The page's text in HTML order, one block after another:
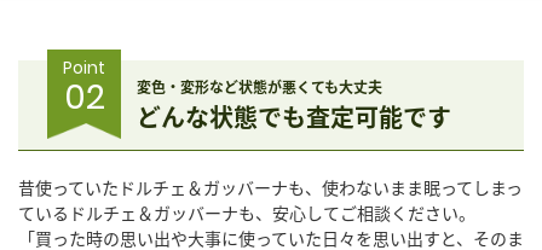
Point
02 変色・変形など状態が悪くても大丈夫
どんな状態でも査定可能です
昔使っていたドルチェ＆ガッバーナも、使わないまま眠ってしまっ
ているドルチェ＆ガッバーナも、安心してご相談ください。
「買った時の思い出や大事に使っていた日々を思い出すと、そのま